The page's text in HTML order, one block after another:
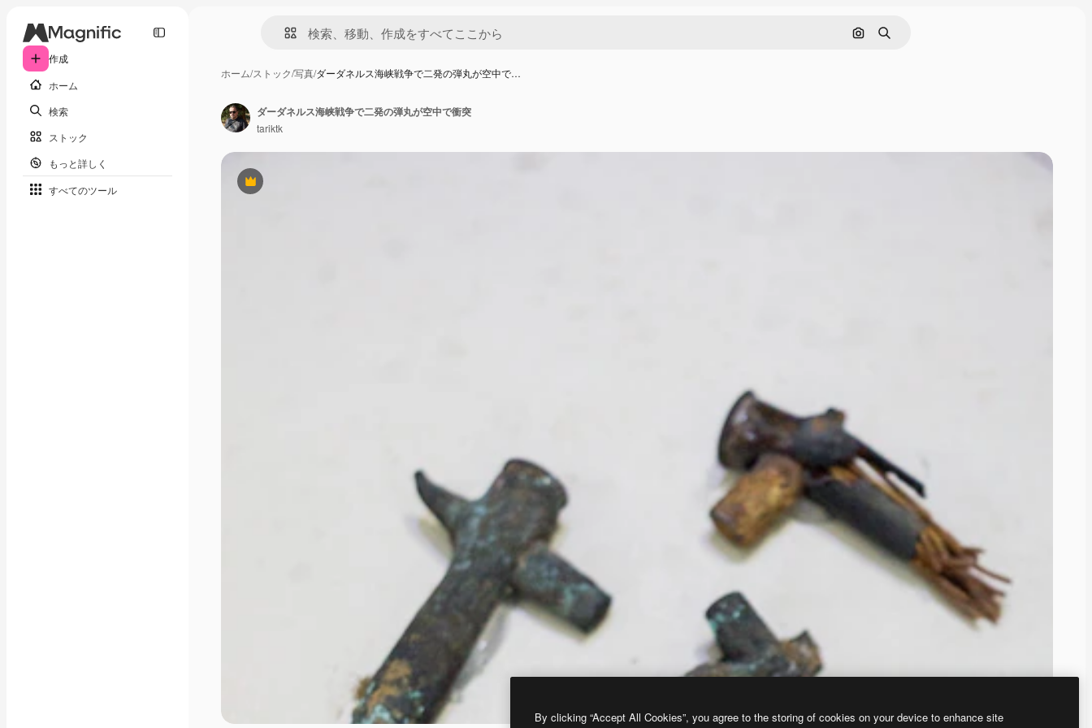
作成
ホーム
検索
ストック
もっと詳しく
すべてのツール
画像で検索
検索
ホーム/ストック/写真/ダーダネルス海峡戦争で二発の弾丸が空中で…
Premium
ダーダネルス海峡戦争で二発の弾丸が空中で衝突
tariktk
By clicking “Accept All Cookies”, you agree to the storing of cookies on your device to enhance site